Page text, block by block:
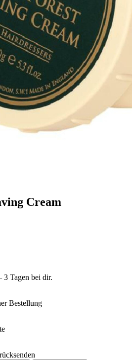
Cream
3 Tagen bei dir.
Bestellung